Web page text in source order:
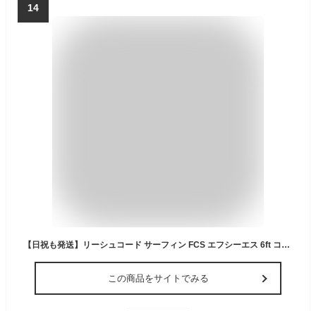
14
【日祝も発送】リーシュコード サーフィン FCS エフシーエス 6ft コンプ ショートボード用 ショート用 ソフトボード用にも COMP 6feet
この商品をサイトでみる